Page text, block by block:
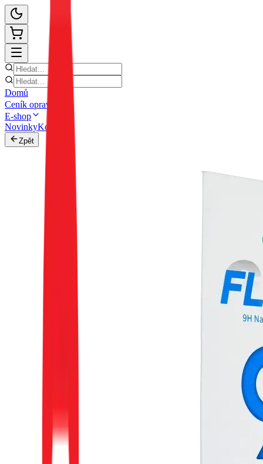
Domů
Ceník oprav
E-shop
NovinkyKontakt
Zpět